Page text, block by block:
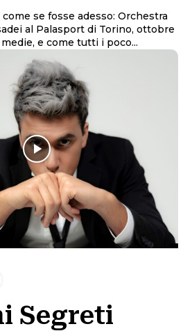
se fosse adesso: Orchestra
al Palasport di Torino, ottobre
le medie, e come tutti i poco...
Segreti